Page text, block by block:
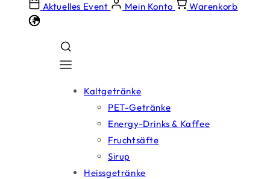
Aktuelles Event Mein Konto Warenkorb
Kaltgetränke
PET-Getränke
Energy-Drinks & Kaffee
Fruchtsäfte
Sirup
Heissgetränke